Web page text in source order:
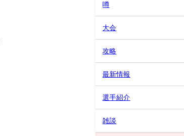
噂
大会
攻略
最新情報
選手紹介
雑談